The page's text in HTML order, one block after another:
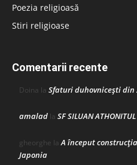
Poezia religioasă
Stiri religioase
Comentarii recente
Doina la Sfaturi duhovnicești din
amalad la SF SILUAN
gheorghe laA început
Japonia